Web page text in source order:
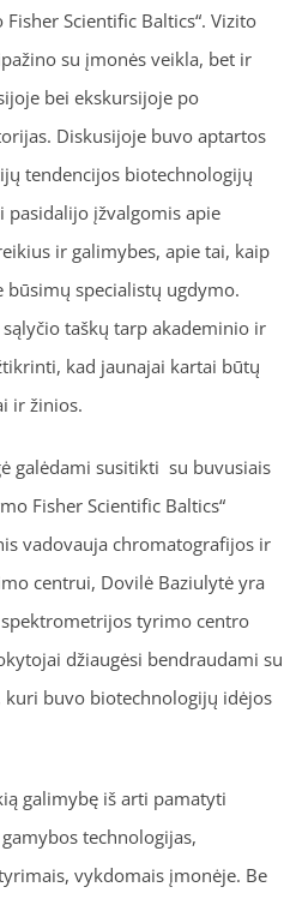
Scientific Baltics“. Vizito
su įmonės veikla, bet ir
bei ekskursijoje po
Diskusijoje buvo aptartos
tendencijos biotechnologijų
įžvalgomis apie
ir galimybes, apie tai, kaip
specialistų ugdymo.
taškų tarp akademinio ir
kad jaunajai kartai būtų
ir žinios.
galėdami susitikti su buvusiais
Fisher Scientific Baltics“
vadovauja chromatografijos ir
centrui, Dovilė Baziulytė yra
tyrimo centro
džiaugėsi bendraudami su
kuri buvo biotechnologijų idėjos
galimybę iš arti pamatyti
technologijas,
vykdomais įmonėje. Be